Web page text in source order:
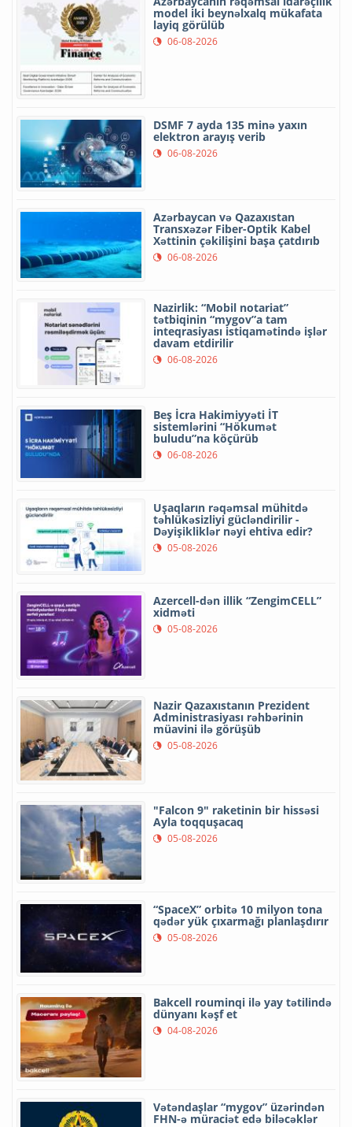
model iki beynəlxalq mükafata
layiq görülüb
06-08-2026
DSMF 7 ayda 135 minə yaxın
elektron arayış verib
06-08-2026
Azərbaycan və Qazaxıstan
Transxəzər Fiber-Optik Kabel
Xəttinin çəkilişini başa çatdırıb
06-08-2026
Nazirlik: “Mobil notariat”
tətbiqinin “mygov”a tam
inteqrasiyası istiqamətində işlər
davam etdirilir
06-08-2026
Beş İcra Hakimiyyəti İT
sistemlərini “Hökumət
buludu”na köçürüb
06-08-2026
Uşaqların rəqəmsal mühitdə
təhlükəsizliyi gücləndirilir -
Dəyişikliklər nəyi ehtiva edir?
05-08-2026
Azercell-dən illik “ZengimCELL”
xidməti
05-08-2026
Nazir Qazaxıstanın Prezident
Administrasiyası rəhbərinin
müavini ilə görüşüb
05-08-2026
"Falcon 9" raketinin bir hissəsi
Ayla toqquşacaq
05-08-2026
“SpaceX” orbitə 10 milyon tona
qədər yük çıxarmağı planlaşdırır
05-08-2026
Bakcell rouminqi ilə yay tətilində
dünyanı kəşf et
04-08-2026
Vətəndaşlar “mygov” üzərindən
FHN-ə müraciət edə biləcəklər